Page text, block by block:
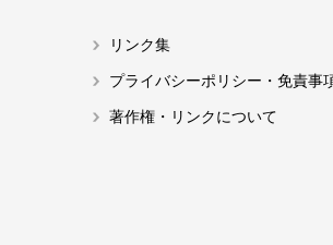
リンク集
プライバシーポリシー・免責事
著作権・リンクについて